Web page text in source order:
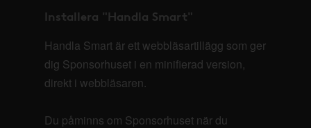
Installera "Handla Smart"
Handla Smart är ett webbläsartillägg som ger
dig Sponsorhuset i en minifierad version,
direkt i webbläsaren.
Du påminns om Sponsorhuset när du